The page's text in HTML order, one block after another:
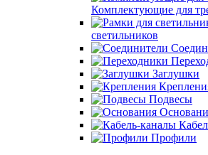
Комплектующие для
светильников
Заглушки
Подвесы
Профили